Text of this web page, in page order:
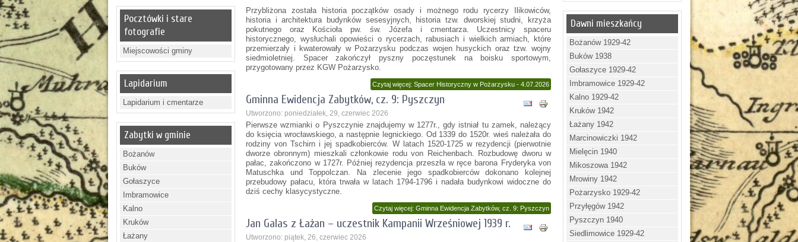
Pocztówki i stare
fotografie
Miejscowości gminy
Lapidarium
Lapidarium i cmentarze
Zabytki w gminie
Bożanów
Buków
Gołaszyce
Imbramowice
Kalno
Kruków
Łażany
Przybliżona została historia początków osady i możnego rodu rycerzy Ilikowiców,
historia i architektura budynków sesesyjnych, historia tzw. dworskiej studni, krzyża
pokutnego oraz Kościoła pw. św. Józefa i cmentarza. Uczestnicy spaceru
historycznego, wysłuchali opowieści o rycerzach, rabusiach i wielkich armiach, które
przemierzały i kwaterowały w Pożarzysku podczas wojen husyckich oraz tzw. wojny
siedmioletniej. Spacer zakończył pyszny poczęstunek na boisku sportowym,
przygotowany przez KGW Pożarzysko.
Czytaj więcej: Spacer Historyczny w Pożarzysku - 4.07.2026
Gminna Ewidencja Zabytków, cz. 9: Pyszczyn
Utworzono: poniedziałek, 29, czerwiec 2026
Pierwsze wzmianki o Pyszczynie znajdujemy w 1277r., gdy istniał tu zamek, należący
do księcia wrocławskiego, a następnie legnickiego. Od 1339 do 1520r. wieś należała do
rodziny von Tschirn i jej spadkobierców. W latach 1520-1725 w rezydencji (pierwotnie
dworze obronnym) mieszkali członkowie rodu von Reichenbach. Rozbudowę dworu w
pałac, zakończono w 1727r. Później rezydencja przeszła w ręce barona Fryderyka von
Matuschka und Toppolczan. Na zlecenie jego spadkobierców dokonano kolejnej
przebudowy pałacu, która trwała w latach 1794-1796 i nadała budynkowi widoczne do
dziś cechy klasycystyczne.
Czytaj więcej: Gminna Ewidencja Zabytków, cz. 9: Pyszczyn
Jan Galas z Łażan – uczestnik Kampanii Wrześniowej 1939 r.
Utworzono: piątek, 26, czerwiec 2026
Dawni mieszkańcy
Bożanów 1929-42
Buków 1938
Gołaszyce 1929-42
Imbramowice 1929-42
Kalno 1929-42
Kruków 1942
Łażany 1942
Marcinowiczki 1942
Mielęcin 1940
Mikoszowa 1942
Mrowiny 1942
Pożarzysko 1929-42
Przyłęgów 1942
Pyszczyn 1940
Siedlimowice 1929-42